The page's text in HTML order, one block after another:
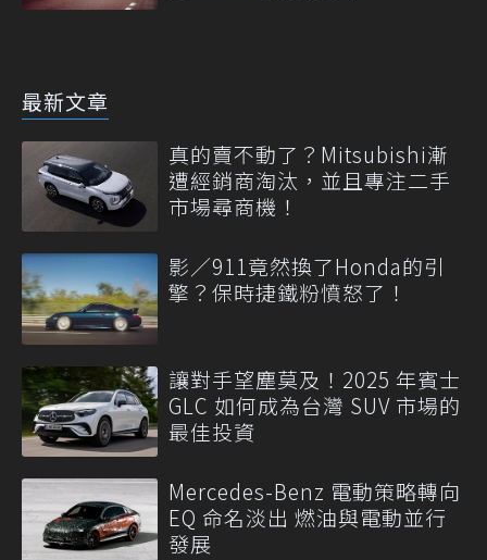
最新文章
真的賣不動了？Mitsubishi漸
遭經銷商淘汰，並且專注二手
市場尋商機！
影／911竟然換了Honda的引
擎？保時捷鐵粉憤怒了！
讓對手望塵莫及！2025 年賓士
GLC 如何成為台灣 SUV 市場的
最佳投資
Mercedes-Benz 電動策略轉向
EQ 命名淡出 燃油與電動並行
發展